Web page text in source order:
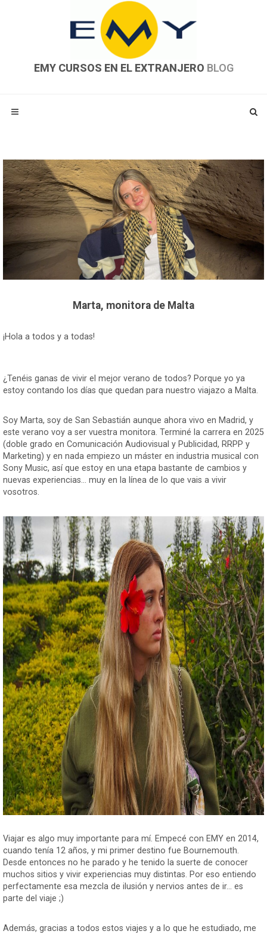
EMY CURSOS EN EL EXTRANJERO BLOG
Marta, monitora de Malta
¡Hola a todos y a todas!
¿Tenéis ganas de vivir el mejor verano de todos? Porque yo ya
estoy contando los días que quedan para nuestro viajazo a Malta.
Soy Marta, soy de San Sebastián aunque ahora vivo en Madrid, y
este verano voy a ser vuestra monitora. Terminé la carrera en 2025
(doble grado en Comunicación Audiovisual y Publicidad, RRPP y
Marketing) y en nada empiezo un máster en industria musical con
Sony Music, así que estoy en una etapa bastante de cambios y
nuevas experiencias... muy en la línea de lo que vais a vivir
vosotros.
Viajar es algo muy importante para mí. Empecé con EMY en 2014,
cuando tenía 12 años, y mi primer destino fue Bournemouth.
Desde entonces no he parado y he tenido la suerte de conocer
muchos sitios y vivir experiencias muy distintas. Por eso entiendo
perfectamente esa mezcla de ilusión y nervios antes de ir... es
parte del viaje ;)
Además, gracias a todos estos viajes y a lo que he estudiado, me